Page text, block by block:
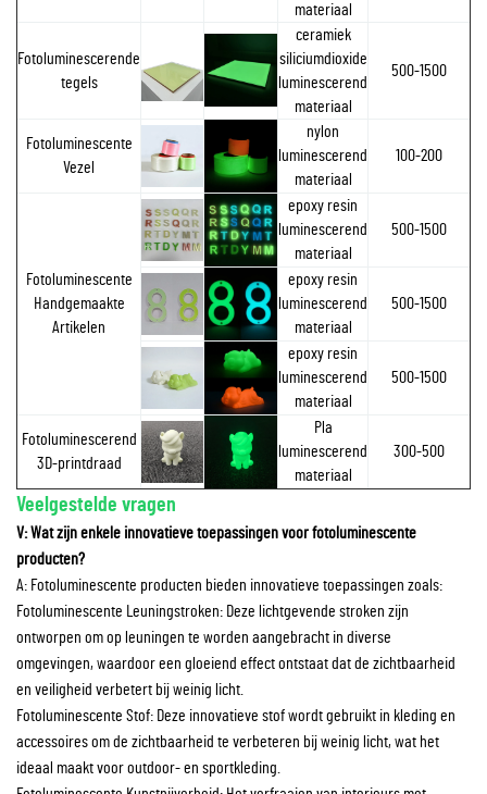
materiaal
Fotoluminescerende
tegels
ceramiek
siliciumdioxide
luminescerend
materiaal
500-1500
Fotoluminescente
Vezel
nylon
luminescerend
materiaal
100-200
Fotoluminescente
Handgemaakte
Artikelen
epoxy resin
luminescerend
materiaal
500-1500
epoxy resin
luminescerend
materiaal
500-1500
epoxy resin
luminescerend
materiaal
500-1500
Fotoluminescerend
3D-printdraad
Pla
luminescerend
materiaal
300-500
Veelgestelde vragen
V: Wat zijn enkele innovatieve toepassingen voor fotoluminescente
producten?
A: Fotoluminescente producten bieden innovatieve toepassingen zoals:
Fotoluminescente Leuningstroken: Deze lichtgevende stroken zijn
ontworpen om op leuningen te worden aangebracht in diverse
omgevingen, waardoor een gloeiend effect ontstaat dat de zichtbaarheid
en veiligheid verbetert bij weinig licht.
Fotoluminescente Stof: Deze innovatieve stof wordt gebruikt in kleding en
accessoires om de zichtbaarheid te verbeteren bij weinig licht, wat het
ideaal maakt voor outdoor- en sportkleding.